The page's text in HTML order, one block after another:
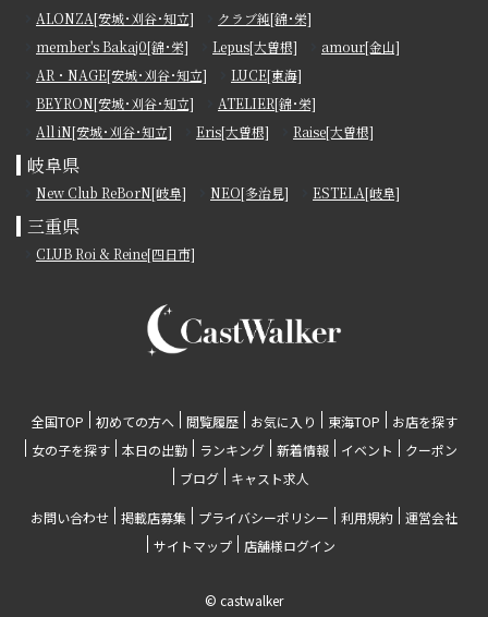
ALONZA[安城･刈谷･知立]
クラブ純[錦･栄]
member's Bakaj0[錦･栄]
Lepus[大曽根]
amour[金山]
AR・NAGE[安城･刈谷･知立]
LUCE[東海]
BEYRON[安城･刈谷･知立]
ATELIER[錦･栄]
All iN[安城･刈谷･知立]
Eris[大曽根] Raise[大曽根]
岐阜県
New Club ReBorN[岐阜] NEO[多治見] ESTELA[岐阜]
三重県
CLUB Roi & Reine[四日市]
全国TOP 初めての方へ 閲覧履歴 お気に入り 東海TOP
お店を探す
女の子を探す
本日の出勤 ランキング 新着情報 イベント
クーポン
ブログ
キャスト求人
お問い合わせ 掲載店募集 プライバシーポリシー 利用規約
運営会社
サイトマップ
店舗様ログイン
© castwalker